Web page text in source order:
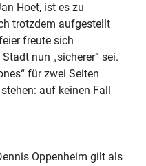
Hoet, ist es zu
trotzdem aufgestellt
freute sich
nun „sicherer“ sei.
für zwei Seiten
auf keinen Fall
Oppenheim gilt als